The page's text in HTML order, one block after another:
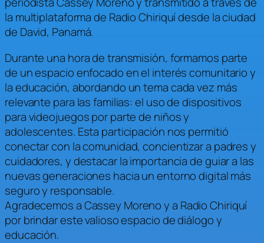
la multiplataforma de Radio Chiriquí desde la ciudad
de David, Panamá.
Durante una hora de transmisión, formamos parte
de un espacio enfocado en el interés comunitario y
la educación, abordando un tema cada vez más
relevante para las familias: el uso de dispositivos
para videojuegos por parte de niños y
adolescentes. Esta participación nos permitió
conectar con la comunidad, concientizar a padres y
cuidadores, y destacar la importancia de guiar a las
nuevas generaciones hacia un entorno digital más
seguro y responsable.
Agradecemos a Cassey Moreno y a Radio Chiriquí
por brindar este valioso espacio de diálogo y
educación.